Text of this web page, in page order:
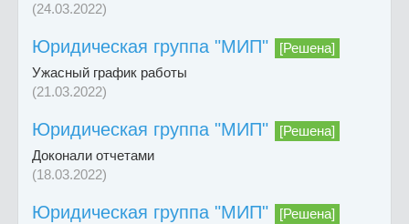
(24.03.2022)
Юридическая группа "МИП"
[Решена]
Ужасный график работы
(21.03.2022)
Юридическая группа "МИП"
[Решена]
Доконали отчетами
(18.03.2022)
Юридическая группа "МИП"
[Решена]